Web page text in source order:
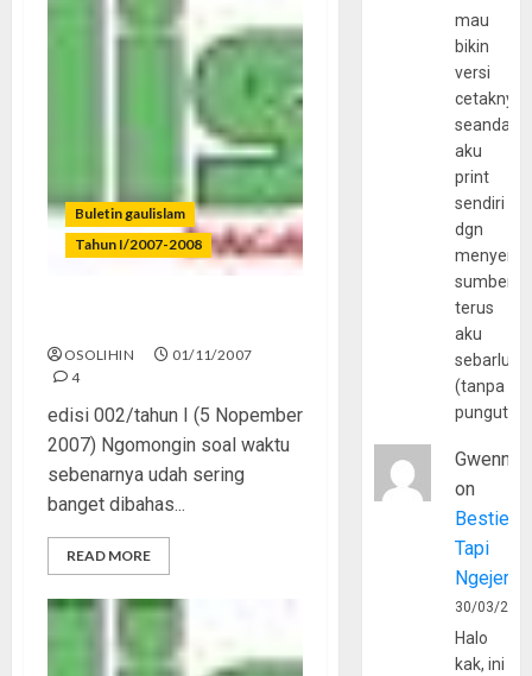
Buletin gaulislam
Tahun I/2007-2008
OSOLIHIN
01/11/2007
4
edisi 002/tahun I (5 Nopember
2007) Ngomongin soal waktu
sebenarnya udah sering
banget dibahas...
READ MORE
mau
bikin
versi
cetaknya
aku
print
sendiri
dgn
sumber
terus
aku
(tanpa
Gwenny
on
Bestie
Tapi
30/03/
Halo
kak, ini